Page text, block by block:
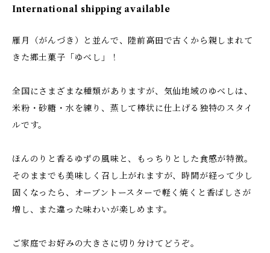
International shipping available
雁月（がんづき）と並んで、陸前高田で古くから親しまれて
きた郷土菓子「ゆべし」！
全国にさまざまな種類がありますが、気仙地域のゆべしは、
米粉・砂糖・水を練り、蒸して棒状に仕上げる独特のスタイ
ルです。
ほんのりと香るゆずの風味と、もっちりとした食感が特徴。
そのままでも美味しく召し上がれますが、時間が経って少し
固くなったら、オーブントースターで軽く焼くと香ばしさが
増し、また違った味わいが楽しめます。
ご家庭でお好みの大きさに切り分けてどうぞ。